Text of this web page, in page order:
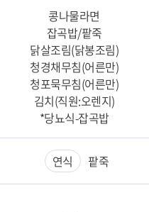
콩나물라면
잡곡밥/팥죽
닭살조림(닭봉조림)
청경채무침(어른만)
청포묵무침(어른만)
김치(직원:오렌지)
*당뇨식-잡곡밥
연식 팥죽